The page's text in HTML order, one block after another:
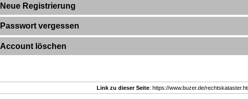
Neue Registrierung
Passwort vergessen
Account löschen
Link zu dieser Seite: https://www.buzer.de/